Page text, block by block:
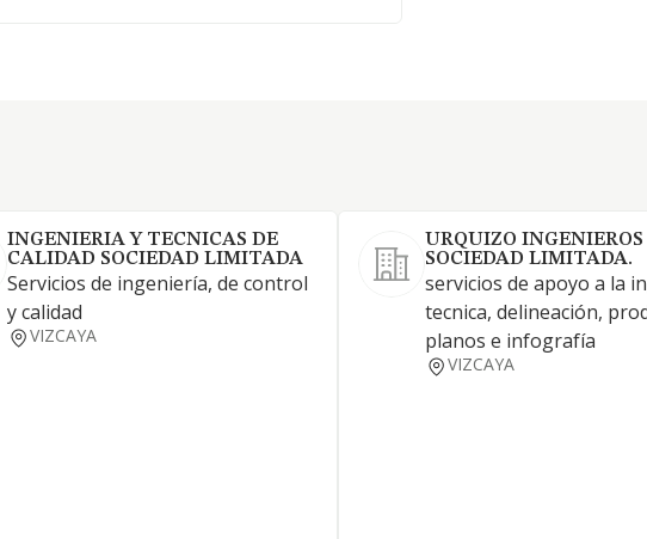
INGENIERIA Y TECNICAS DE
CALIDAD SOCIEDAD LIMITADA
Servicios de ingeniería, de control
y calidad
VIZCAYA
URQUIZO INGENIEROS
SOCIEDAD LIMITADA.
servicios de apoyo a la
tecnica, delineación,
planos e infografía
VIZCAYA